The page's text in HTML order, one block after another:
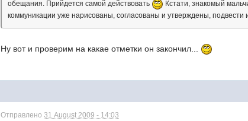
обещания. Прийдется самой действовать
Кстати, знакомый
коммуникации уже нарисованы, согласованы и утверждены,
Ну вот и проверим на какае отметки он закончил...
Отправлено31 August 2009 - 14:03